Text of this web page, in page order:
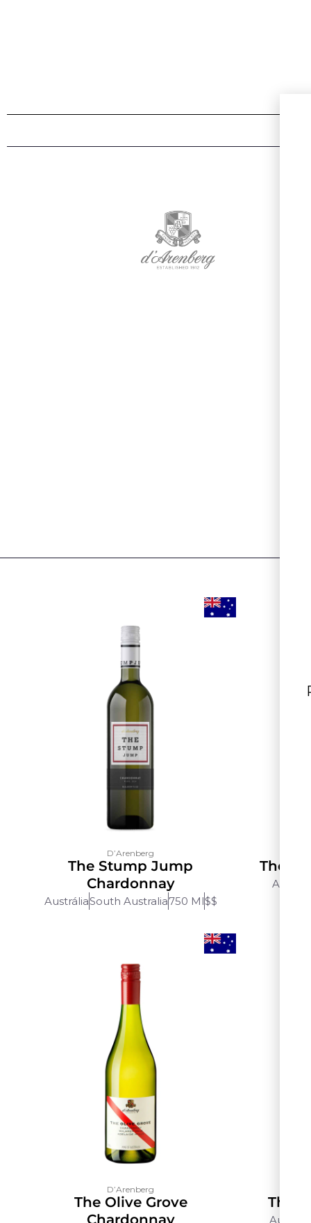
D’Arenberg
The Stump Jump
Chardonnay
AustráliaSouth Australia750 Ml$$
The
D’Arenberg
The Olive Grove
The